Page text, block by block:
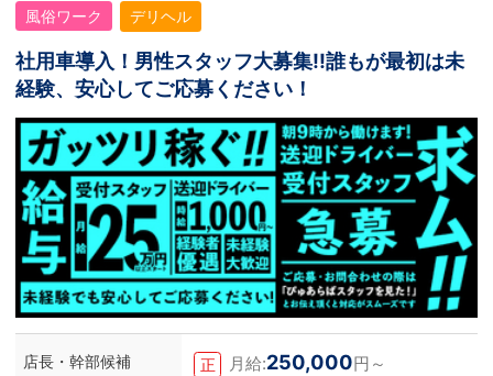
風俗ワーク デリヘル
社用車導入！男性スタッフ大募集!!誰もが最初は未
経験、安心してご応募ください！
店長・幹部候補 正 月給:250,000円～